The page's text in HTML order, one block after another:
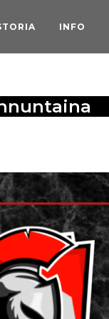
INFO